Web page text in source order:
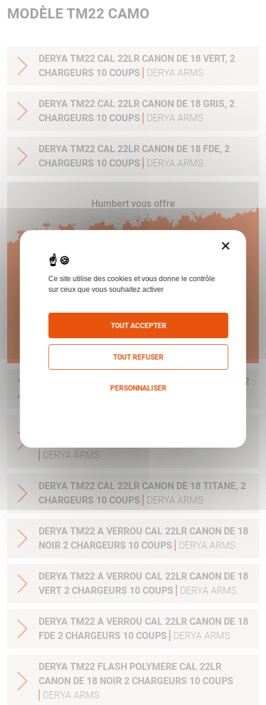
MODÈLE TM22 CAMO
DERYA TM22 CAL 22LR CANON DE 18 VERT, 2
CHARGEURS 10 COUPS
DERYA ARMS
DERYA TM22 CAL 22LR CANON DE 18 GRIS, 2
CHARGEURS 10 COUPS
DERYA ARMS
DERYA TM22 CAL 22LR CANON DE 18 FDE, 2
CHARGEURS 10 COUPS
DERYA ARMS
Humbert vous offre
DE GARANTIE !
En savoir plus
DERYA TM22 CAL 22LR CANON DE 18 BRONZE, 2
DERYA ARMS
DERYA TM22 CAL 22LR CANON DE 18 TITANE, 2
CHARGEURS 10 COUPS
DERYA ARMS
DERYA TM22 A VERROU CAL 22LR CANON DE 18
NOIR 2 CHARGEURS 10 COUPS
DERYA ARMS
DERYA TM22 A VERROU CAL 22LR CANON DE 18
VERT 2 CHARGEURS 10 COUPS
DERYA ARMS
DERYA TM22 A VERROU CAL 22LR CANON DE 18
FDE 2 CHARGEURS 10 COUPS
DERYA ARMS
DERYA TM22 FLASH POLYMERE CAL 22LR
CANON DE 18 NOIR 2 CHARGEURS 10 COUPS
DERYA ARMS
×
Ce site utilise des cookies et vous donne le contrôle
sur ceux que vous souhaitez activer
TOUT ACCEPTER
TOUT REFUSER
PERSONNALISER